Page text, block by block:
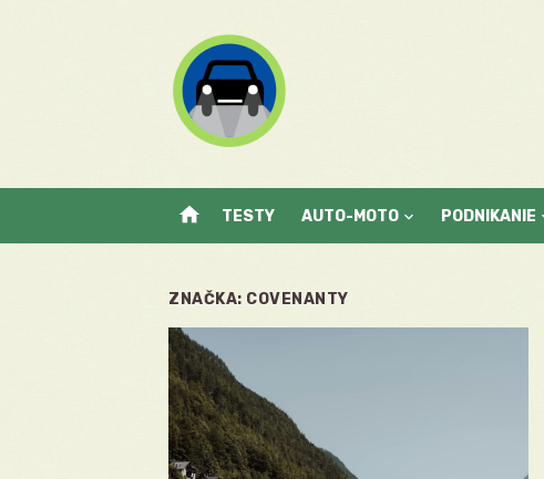
home TESTY AUTO-MOTO PODNIKANIE
ZNAČKA: COVENANTY